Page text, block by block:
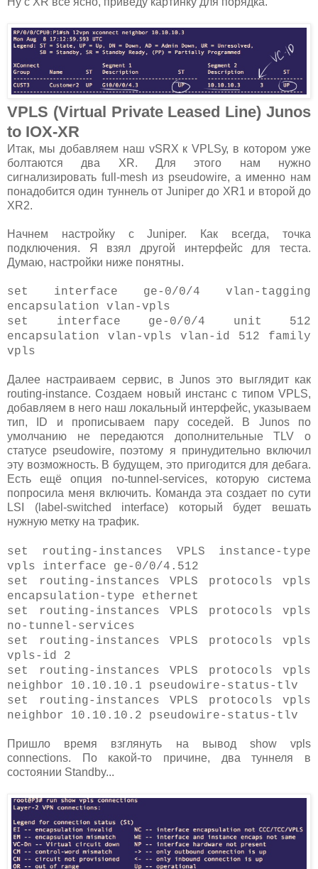
VPLS (Virtual Private Leased Line) Junos
to IOX-XR
Итак, мы добавляем наш vSRX к VPLSу, в котором уже
болтаются два XR. Для этого нам нужно
сигнализировать full-mesh из pseudowire, а именно нам
понадобится один туннель от Juniper до XR1 и второй до
XR2.
Начнем настройку с Juniper. Как всегда, точка
подключения. Я взял другой интерфейс для теста.
Думаю, настройки ниже понятны.
set interface ge-0/0/4 vlan-tagging
encapsulation vlan-vpls
set interface ge-0/0/4 unit 512
encapsulation vlan-vpls vlan-id 512 family
vpls
Далее настраиваем сервис, в Junos это выглядит как
routing-instance. Создаем новый инстанс с типом VPLS,
добавляем в него наш локальный интерфейс, указываем
тип, ID и прописываем пару соседей. В Junos по
умолчанию не передаются дополнительные TLV о
статусе pseudowire, поэтому я принудительно включил
эту возможность. В будущем, это пригодится для дебага.
Есть ещё опция no-tunnel-services, которую система
попросила меня включить. Команда эта создает по сути
LSI (label-switched interface) который будет вешать
нужную метку на трафик.
set routing-instances VPLS instance-type
vpls interface ge-0/0/4.512
set routing-instances VPLS protocols vpls
encapsulation-type ethernet
set routing-instances VPLS protocols vpls
no-tunnel-services
set routing-instances VPLS protocols vpls
vpls-id 2
set routing-instances VPLS protocols vpls
neighbor 10.10.10.1 pseudowire-status-tlv
set routing-instances VPLS protocols vpls
neighbor 10.10.10.2 pseudowire-status-tlv
Пришло время взглянуть на вывод show vpls
connections. По какой-то причине, два туннеля в
состоянии Standby...